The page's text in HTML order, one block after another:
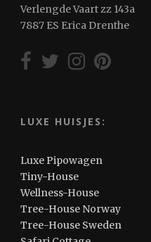
Verlengde Vaart zz 143a
7887 ES Erica Drenthe
LUXE HUISJES:
Luxe Pipowagen
Tiny-House
Wellness-House
Tree-House Norway
Tree-House Sweden